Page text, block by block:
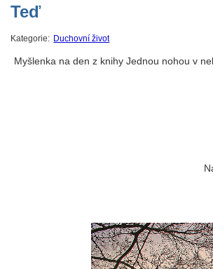
Teď
Kategorie: Duchovní život
Myšlenka na den z knihy Jednou nohou v